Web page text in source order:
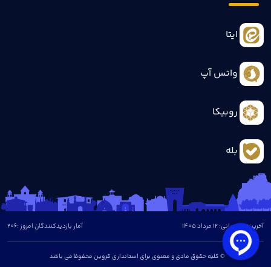
ایتا
واتس آپ
روبیکا
بله
آخرین بروزرسانی: 12 مرداد 1405
© کلیه حقوق مادی و معنوی برای استانداری قزوین محفوظ می باشد
آمار بازدیدکنندگان امروز :206